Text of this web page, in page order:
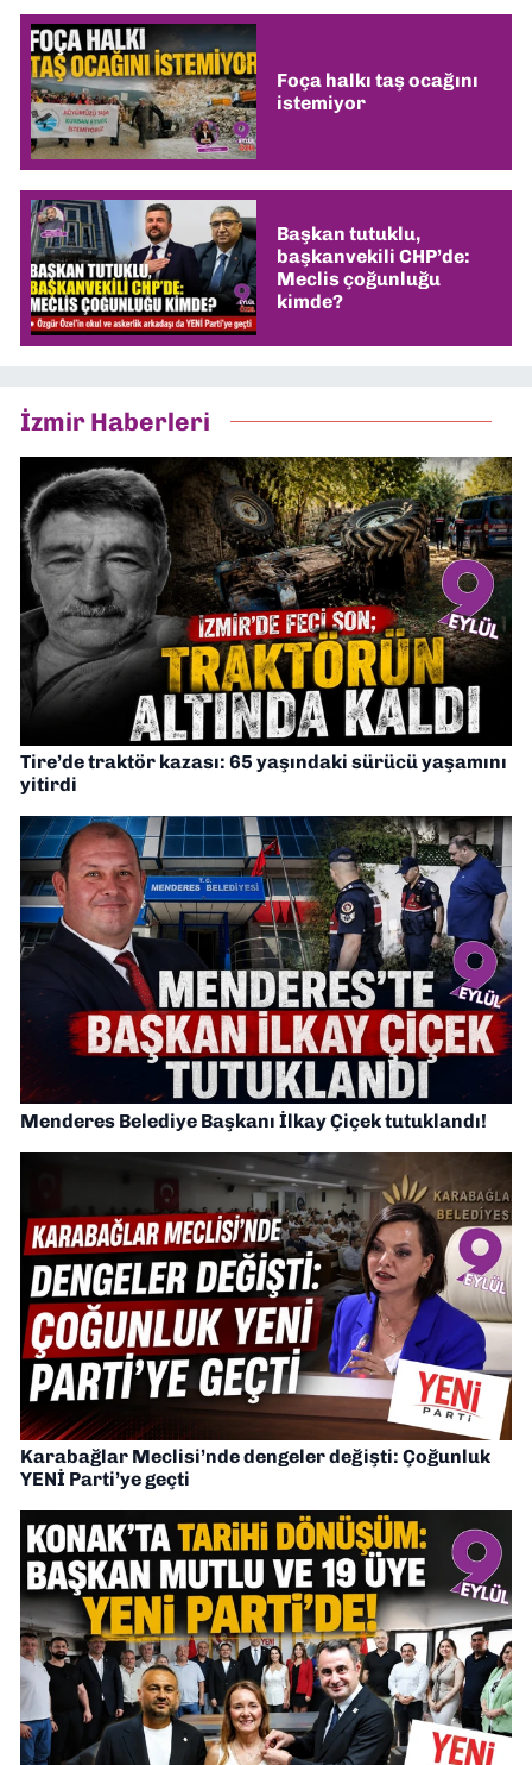
Foça halkı taş ocağını
istemiyor
Başkan tutuklu,
başkanvekili CHP’de:
Meclis çoğunluğu
kimde?
İzmir Haberleri
Tire’de traktör kazası: 65 yaşındaki sürücü yaşamını
yitirdi
Menderes Belediye Başkanı İlkay Çiçek tutuklandı!
Karabağlar Meclisi’nde dengeler değişti: Çoğunluk
YENİ Parti’ye geçti